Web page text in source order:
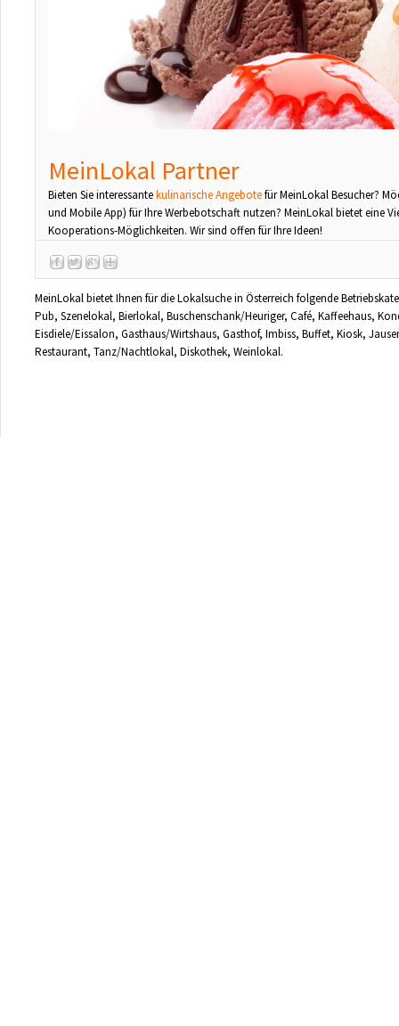
MeinLokal Partner
Bieten Sie interessantekulinarische Angebotefür MeinLokal Besucher?
und Mobile App) für Ihre Werbebotschaft nutzen? MeinLokal bietet eine
Kooperations-Möglichkeiten. Wir sind offen für Ihre Ideen!
MeinLokal bietet Ihnen für die Lokalsuche in Österreich folgende
Pub, Szenelokal, Bierlokal, Buschenschank/Heuriger, Café, Kaffeehaus,
Eisdiele/Eissalon, Gasthaus/Wirtshaus, Gasthof, Imbiss, Buffet, Kiosk,
Restaurant, Tanz/Nachtlokal, Diskothek, Weinlokal.